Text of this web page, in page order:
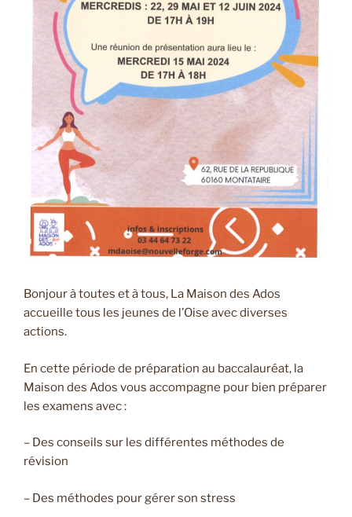
Bonjour à toutes et à tous, La Maison des Ados
accueille tous les jeunes de l’Oise avec diverses
actions.
En cette période de préparation au baccalauréat, la
Maison des Ados vous accompagne pour bien préparer
les examens avec :
– Des conseils sur les différentes méthodes de
révision
– Des méthodes pour gérer son stress